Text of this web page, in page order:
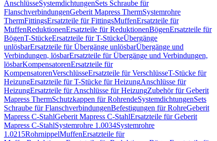
AnschlüsseSystemdichtungenSets Schraube für
FlanschverbindungenGeberit Mapress ThermSystemrohre
ThermFittingsErsatzteile für FittingsMuffenErsatzteile für
MuffenReduktionenErsatzteile für ReduktionenBögenErsatzteile für
BögenT-StückeErsatzteile für T-StückeÜbergänge
unlösbarErsatzteile für Übergänge unlösbarÜbergänge und
Verbindungen, lösbarErsatzteile für Übergänge und Verbindungen,
lösbarKompensatorenErsatzteile für
KompensatorenVerschlüsseErsatzteile für VerschlüsseT-Stücke für
HeizungErsatzteile für T-Stücke für HeizungAnschlüsse für
HeizungErsatzteile für Anschlüsse für HeizungZubehör für Geberit
Mapress ThermSchutzkappen für RohrendeSystemdichtungenSets
Schraube für FlanschverbindungenBefestigungen für RohreGeberit
Mapress C-StahlGeberit Mapress C-StahlErsatzteile für Geberit
Mapress C-StahlSystemrohre 1.0034Systemrohre
1.0215RohrnippelMuffenErsatzteile für